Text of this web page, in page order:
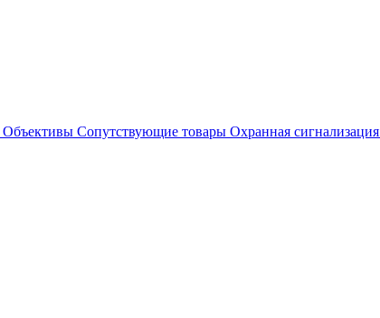
Объективы Сопутствующие товары Охранная сигнализация